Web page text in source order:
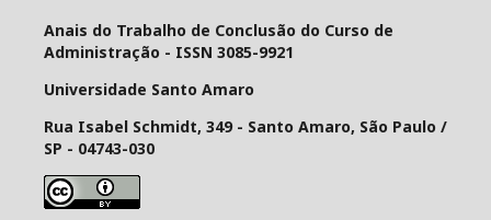
Anais do Trabalho de Conclusão do Curso de
Administração - ISSN 3085-9921
Universidade Santo Amaro
Rua Isabel Schmidt, 349 - Santo Amaro, São Paulo /
SP - 04743-030